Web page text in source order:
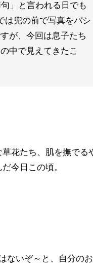
」と言われる日でも
は兜の前で写真をパシ
が、今回は息子たち
中で見えてきたこ
花たち、肌を撫でる
今日この頃。
ないぞ～と、自分の